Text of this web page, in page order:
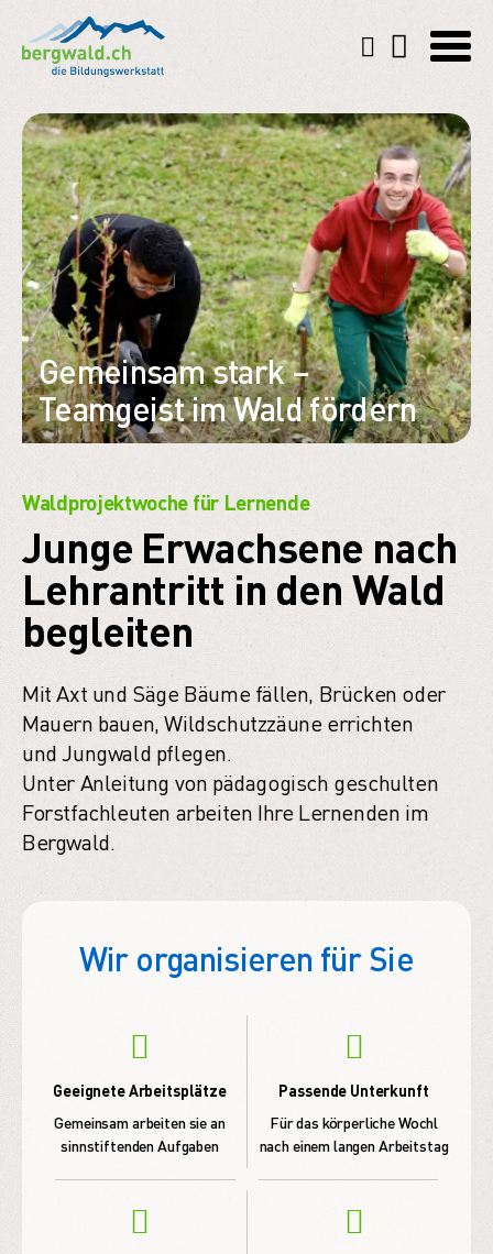
Gemeinsam stark –
Teamgeist im Wald fördern
Waldprojektwoche für Lernende
Junge Erwachsene nach
Lehrantritt in den Wald
begleiten
Mit Axt und Säge Bäume fällen, Brücken oder
Mauern bauen, Wildschutzzäune errichten
und Jungwald pflegen.
Unter Anleitung von pädagogisch geschulten
Forstfachleuten arbeiten Ihre Lernenden im
Bergwald.
Wir organisieren für Sie
Geeignete Arbeitsplätze
Gemeinsam arbeiten sie an
sinnstiftenden Aufgaben
Passende Unterkunft
Für das körperliche Wochl
nach einem langen Arbeitstag